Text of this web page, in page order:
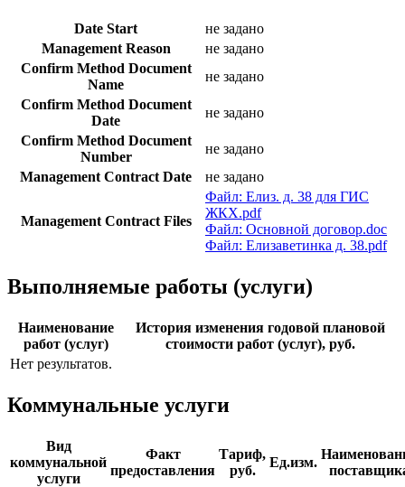
Date Start
не задано
Management Reason
не задано
Confirm Method Document
Name
не задано
Confirm Method Document
Date
не задано
Confirm Method Document
Number
не задано
Management Contract Date
не задано
Management Contract Files
Файл: Елиз. д. 38 для ГИС
ЖКХ.pdf
Файл: Основной договор.doc
Файл: Елизаветинка д. 38.pdf
Выполняемые работы (услуги)
Наименование
работ (услуг)
История изменения годовой плановой
стоимости работ (услуг), руб.
Нет результатов.
Коммунальные услуги
Вид
коммунальной
услуги
Факт
предоставления
Тариф,
руб.
Ед.изм.